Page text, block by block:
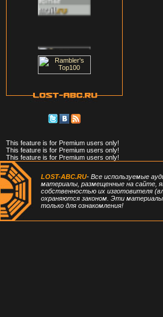
This feature is for Premium users only!
This feature is for Premium users only!
This feature is for Premium users only!
LOST-ABC.RU- Все используемые
материалы, размещенные на сайте,
собственностью их изготовителя
охраняются законом. Эти материалы
только для ознакомления!